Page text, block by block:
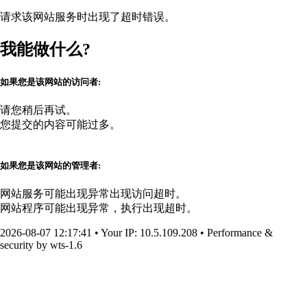
请求该网站服务时出现了超时错误。
我能做什么?
如果您是该网站的访问者:
请您稍后再试。
您提交的内容可能过多。
如果您是该网站的管理者:
网站服务可能出现异常出现访问超时。
网站程序可能出现异常，执行出现超时。
2026-08-07 12:17:41 • Your IP: 10.5.109.208 • Performance &
security by wts-1.6